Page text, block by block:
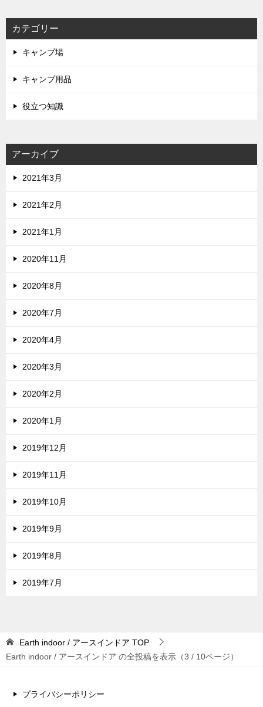
カテゴリー
キャンプ場
キャンプ用品
役立つ知識
アーカイブ
2021年3月
2021年2月
2021年1月
2020年11月
2020年8月
2020年7月
2020年4月
2020年3月
2020年2月
2020年1月
2019年12月
2019年11月
2019年10月
2019年9月
2019年8月
2019年7月
Earth indoor / アースインドア TOP
Earth indoor / アースインドア の全投稿を表示（3 / 10ページ）
プライバシーポリシー